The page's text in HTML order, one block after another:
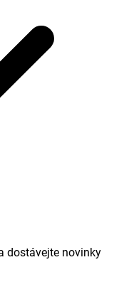
dostávejte novinky